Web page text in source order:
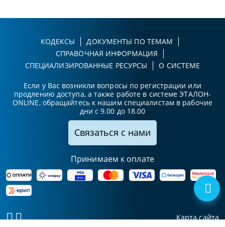
КОДЕКСЫ
ДОКУМЕНТЫ ПО ТЕМАМ
СПРАВОЧНАЯ ИНФОРМАЦИЯ
СПЕЦИАЛИЗИРОВАННЫЕ РЕСУРСЫ
О СИСТЕМЕ
Если у Вас возникли вопросы по регистрации или
продлению доступа, а также работе в системе ЭТАЛОН-
ONLINE, обращайтесь к нашим специалистам в рабочие
дни с 9.00 до 18.00
Связаться с нами
Принимаем к оплате
Карта сайта